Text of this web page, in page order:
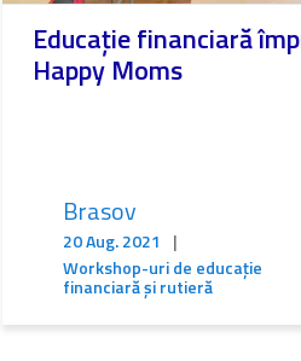
Educație financiară
Happy Moms
Brasov
20 Aug. 2021
|
Workshop-uri de educație
financiară și rutieră